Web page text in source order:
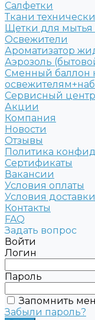
Салфетки
Ткани
Щетки для мытья
Освежители
Ароматизатор
Аэрозоль
Сменный баллон
Сервисный центр
Акции
Компания
Новости
Отзывы
Политика
Сертификаты
Вакансии
Условия оплаты
Условия доставки
Контакты
FAQ
Задать вопрос
Войти
Логин
Пароль
Запомнить
Забыли пароль?